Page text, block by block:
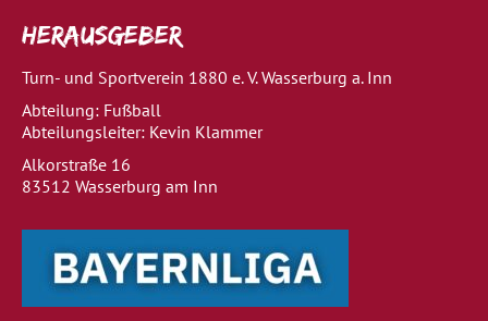
Herausgeber
Turn- und Sportverein 1880 e. V. Wasserburg a. Inn
Abteilung: Fußball
Abteilungsleiter: Kevin Klammer
Alkorstraße 16
83512 Wasserburg am Inn